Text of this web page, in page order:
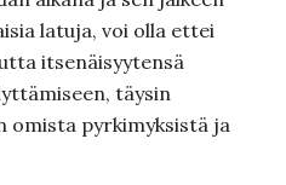
latuja, voi olla ettei
itsenäisyytensä
täysin
omista pyrkimyksistä ja